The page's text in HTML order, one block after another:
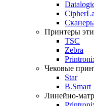
Принтеры
TSC
Zebra
Чековые
Star
B.Smart
Линейно-